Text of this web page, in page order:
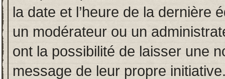
la date et l’heure de la dernière
un modérateur ou un
ont la possibilité de laisser une
message de leur propre